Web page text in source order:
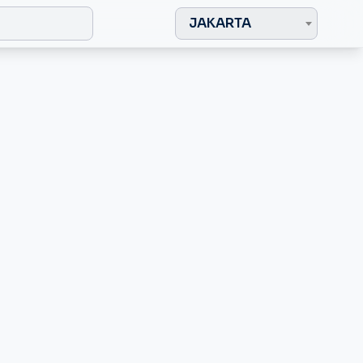
JAKARTA